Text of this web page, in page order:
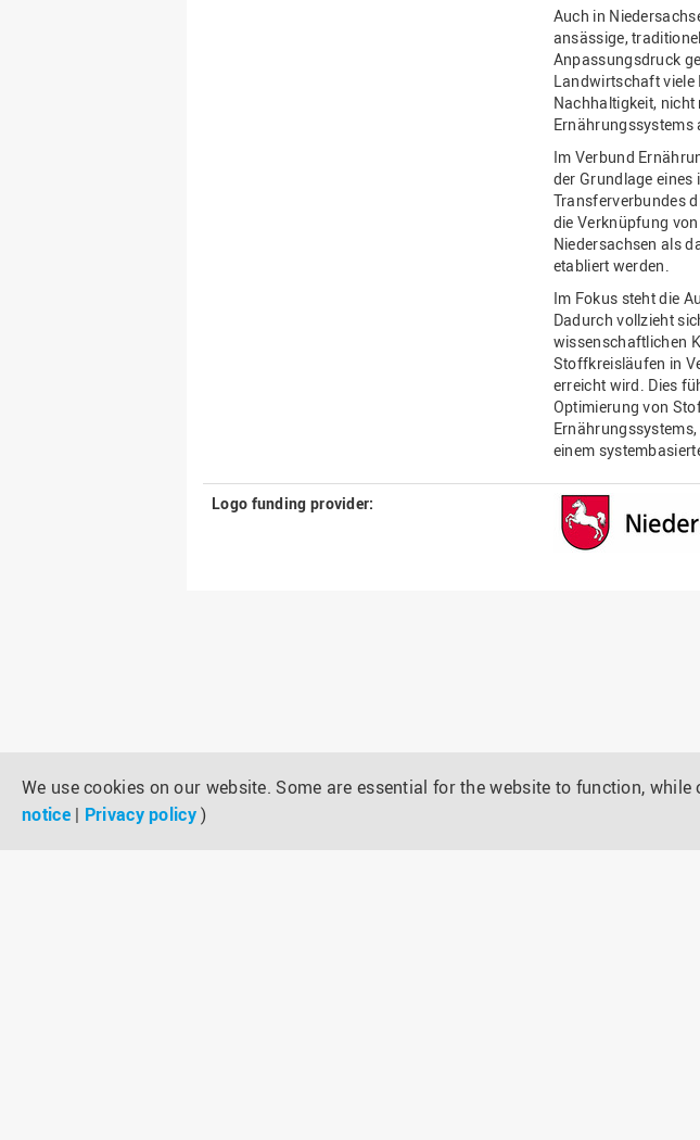
We use cookies on our website. Some are essential for the website to function,
notice | Privacy policy)
Auch in
ansässige,
Anpassungsdruck
Landwirtschaft viele
Nachhaltigkeit,
Ernährungssystems
Im Verbund
der Grundlage
Transferverbundes
die Verknüpfung
Niedersachsen als
etabliert werden.
Im Fokus steht die
Dadurch vollzieht
wissenschaftlichen
Stoffkreisläufen in
erreicht wird. Dies
Optimierung von
einem
Logo funding provider: